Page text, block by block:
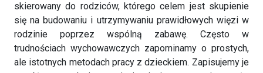
skierowany do rodziców, którego celem jest skupienie
się na budowaniu i utrzymywaniu prawidłowych więzi w
rodzinie poprzez wspólną zabawę. Często w
trudnościach wychowawczych zapominamy o prostych,
ale istotnych metodach pracy z dzieckiem. Zapisujemy je